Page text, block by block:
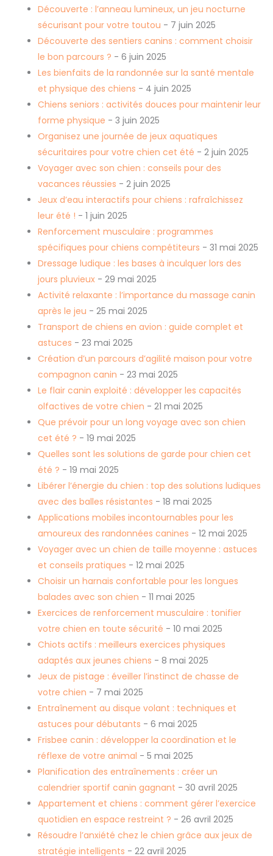
Découverte : l’anneau lumineux, un jeu nocturne
sécurisant pour votre toutou - 7 juin 2025
Découverte des sentiers canins : comment choisir
le bon parcours ? - 6 juin 2025
Les bienfaits de la randonnée sur la santé mentale
et physique des chiens - 4 juin 2025
Chiens seniors : activités douces pour maintenir leur
forme physique - 3 juin 2025
Organisez une journée de jeux aquatiques
sécuritaires pour votre chien cet été - 2 juin 2025
Voyager avec son chien : conseils pour des
vacances réussies - 2 juin 2025
Jeux d’eau interactifs pour chiens : rafraîchissez
leur été ! - 1 juin 2025
Renforcement musculaire : programmes
spécifiques pour chiens compétiteurs - 31 mai 2025
Dressage ludique : les bases à inculquer lors des
jours pluvieux - 29 mai 2025
Activité relaxante : l’importance du massage canin
après le jeu - 25 mai 2025
Transport de chiens en avion : guide complet et
astuces - 23 mai 2025
Création d’un parcours d’agilité maison pour votre
compagnon canin - 23 mai 2025
Le flair canin exploité : développer les capacités
olfactives de votre chien - 21 mai 2025
Que prévoir pour un long voyage avec son chien
cet été ? - 19 mai 2025
Quelles sont les solutions de garde pour chien cet
été ? - 19 mai 2025
Libérer l’énergie du chien : top des solutions ludiques
avec des balles résistantes - 18 mai 2025
Applications mobiles incontournables pour les
amoureux des randonnées canines - 12 mai 2025
Voyager avec un chien de taille moyenne : astuces
et conseils pratiques - 12 mai 2025
Choisir un harnais confortable pour les longues
balades avec son chien - 11 mai 2025
Exercices de renforcement musculaire : tonifier
votre chien en toute sécurité - 10 mai 2025
Chiots actifs : meilleurs exercices physiques
adaptés aux jeunes chiens - 8 mai 2025
Jeux de pistage : éveiller l’instinct de chasse de
votre chien - 7 mai 2025
Entraînement au disque volant : techniques et
astuces pour débutants - 6 mai 2025
Frisbee canin : développer la coordination et le
réflexe de votre animal - 5 mai 2025
Planification des entraînements : créer un
calendrier sportif canin gagnant - 30 avril 2025
Appartement et chiens : comment gérer l’exercice
quotidien en espace restreint ? - 26 avril 2025
Résoudre l’anxiété chez le chien grâce aux jeux de
stratégie intelligents - 22 avril 2025